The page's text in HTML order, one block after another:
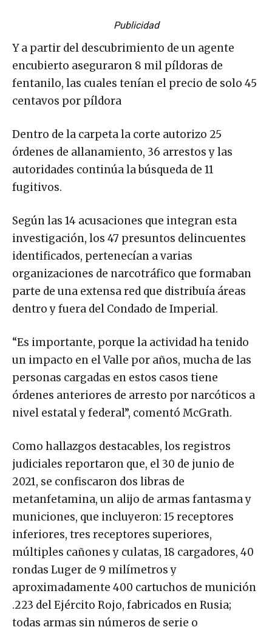
Publicidad
Y a partir del descubrimiento de un agente
encubierto aseguraron 8 mil píldoras de
fentanilo, las cuales tenían el precio de solo 45
centavos por píldora
Dentro de la carpeta la corte autorizo 25
órdenes de allanamiento, 36 arrestos y las
autoridades continúa la búsqueda de 11
fugitivos.
Según las 14 acusaciones que integran esta
investigación, los 47 presuntos delincuentes
identificados, pertenecían a varias
organizaciones de narcotráfico que formaban
parte de una extensa red que distribuía áreas
dentro y fuera del Condado de Imperial.
“Es importante, porque la actividad ha tenido
un impacto en el Valle por años, mucha de las
personas cargadas en estos casos tiene
órdenes anteriores de arresto por narcóticos a
nivel estatal y federal”, comentó McGrath.
Como hallazgos destacables, los registros
judiciales reportaron que, el 30 de junio de
2021, se confiscaron dos libras de
metanfetamina, un alijo de armas fantasma y
municiones, que incluyeron: 15 receptores
inferiores, tres receptores superiores,
múltiples cañones y culatas, 18 cargadores, 40
rondas Luger de 9 milímetros y
aproximadamente 400 cartuchos de munición
.223 del Ejército Rojo, fabricados en Rusia;
todas armas sin números de serie o